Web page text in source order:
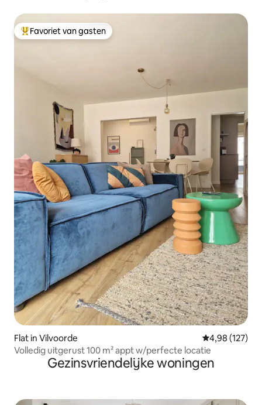
Topfavoriet van gasten
Favoriet van gasten
Flat in Vilvoorde Gemiddelde
4,98 (127)
Volledig uitgerust 100 m² appt w/perfecte locatie
Gezinsvriendelijke woningen